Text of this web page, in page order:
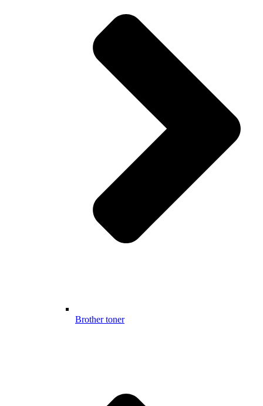
Brother toner